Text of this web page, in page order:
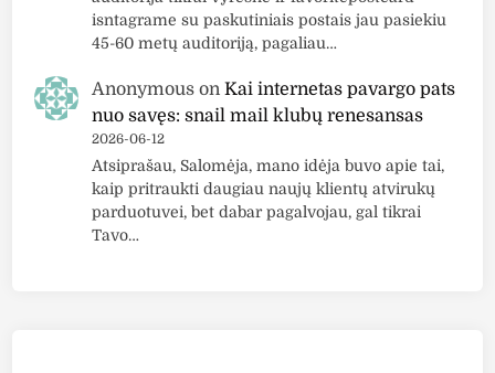
isntagrame su paskutiniais postais jau pasiekiu
45-60 metų auditoriją, pagaliau…
Anonymous onKai internetas pavargo pats
nuo savęs: snail mail klubų renesansas
2026-06-12
Atsiprašau, Salomėja, mano idėja buvo apie tai,
kaip pritraukti daugiau naujų klientų atvirukų
parduotuvei, bet dabar pagalvojau, gal tikrai
Tavo…